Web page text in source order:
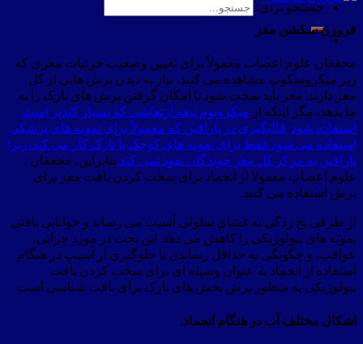
جستجو برای:
فروزن سکشن مغز
محققان علوم اعصاب معمولاً برای تعیین وضعیت جزئیات مغزی که
زیر میکروسکوپ مشاهده می کنند، نیاز به دیدن برش هایی از کل
مغز دارند. مغز باید سخت شود تا امکان گرفتن برش های نازک را به
ما بدهد، مگر اینکه از میکروتوم تیغه ارتعاشی که بسیار کندتر است
استفاده شود. قالبگیری در پارافین که معمولاً برای نمونه های پزشکی
استفاده می شود فقط برای نمونه های کوچک یا نازک کار می کند،زیرا
پارافین به مرکز کل مغز جوندگان نفوذ نمی کند بنابراین، محققان
علوم اعصاب معمولا از انجماد برای سخت کردن بافت مغز برای
برش استفاده می کنند.
از طرفی یخ زدگی به غشای سلولی آسیب می رساند و خوانایی بافتی
نمونه های بیولوژیکی را کاهش می دهد. این بحث در مورد چرایی،
عواقب، و چگونگی به حداقل رساندن یا جلوگیری از آسیب در هنگام
استفاده از انجماد به عنوان وسیله ای برای سخت کردن بافت
بیولوژیکی به منظور برش بخش های نازک برای بافت شناسی است.
اشکال مختلف آب در هنگام انجماد: